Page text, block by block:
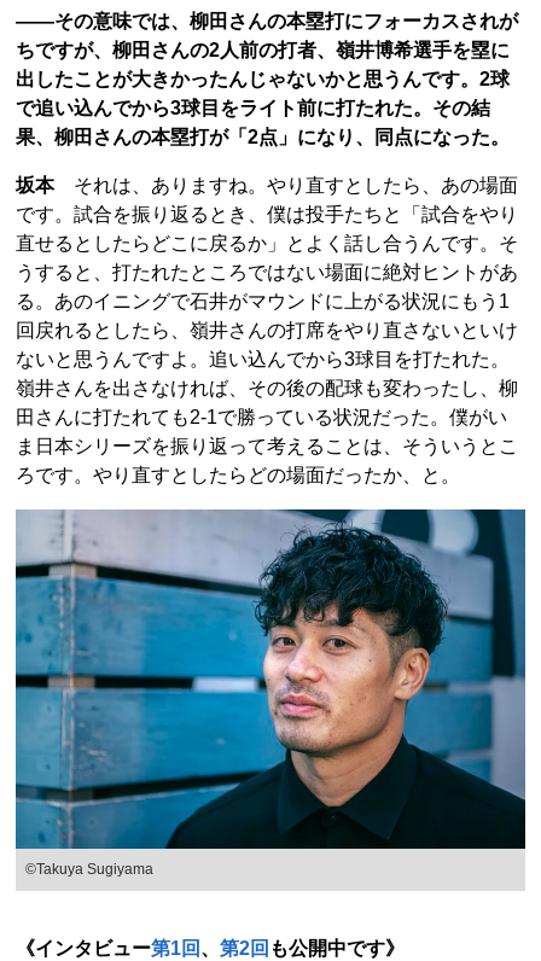
――その意味では、柳田さんの本塁打にフォーカスされが
ちですが、柳田さんの2人前の打者、嶺井博希選手を塁に
出したことが大きかったんじゃないかと思うんです。2球
で追い込んでから3球目をライト前に打たれた。その結
果、柳田さんの本塁打が「2点」になり、同点になった。
坂本それは、ありますね。やり直すとしたら、あの場面
です。試合を振り返るとき、僕は投手たちと「試合をやり
直せるとしたらどこに戻るか」とよく話し合うんです。そ
うすると、打たれたところではない場面に絶対ヒントがあ
る。あのイニングで石井がマウンドに上がる状況にもう1
回戻れるとしたら、嶺井さんの打席をやり直さないといけ
ないと思うんですよ。追い込んでから3球目を打たれた。
嶺井さんを出さなければ、その後の配球も変わったし、柳
田さんに打たれても2-1で勝っている状況だった。僕がい
ま日本シリーズを振り返って考えることは、そういうとこ
ろです。やり直すとしたらどの場面だったか、と。
©Takuya Sugiyama
《インタビュー第1回 、 第2回 も公開中です》